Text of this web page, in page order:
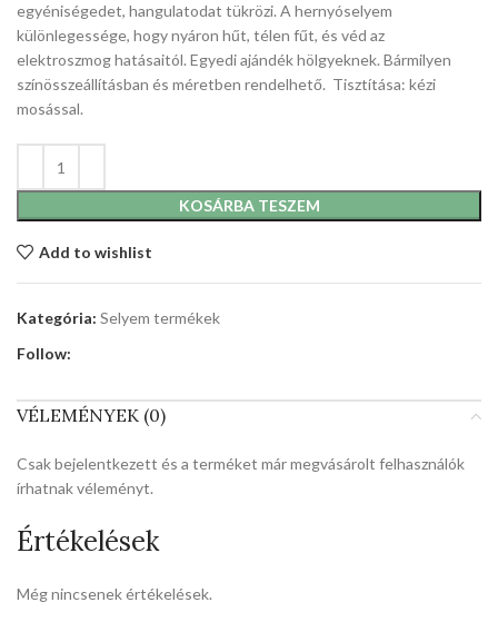
egyéniségedet, hangulatodat tükrözi. A hernyóselyem
különlegessége, hogy nyáron hűt, télen fűt, és véd az
elektroszmog hatásaitól. Egyedi ajándék hölgyeknek. Bármilyen
színösszeállításban és méretben rendelhető. Tisztítása: kézi
mosással.
KOSÁRBA TESZEM
Add to wishlist
Kategória: Selyem termékek
Follow:
VÉLEMÉNYEK (0)
Értékelések
Még nincsenek értékelések.
Csak bejelentkezett és a terméket már megvásárolt felhasználók
írhatnak véleményt.